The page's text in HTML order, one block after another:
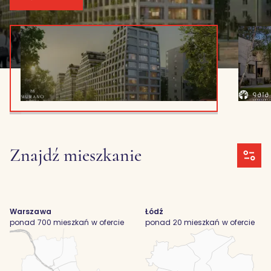
Znajdź mieszkanie
Warszawa
ponad 700 mieszkań w ofercie
Łódź
ponad 20 mieszkań w ofercie